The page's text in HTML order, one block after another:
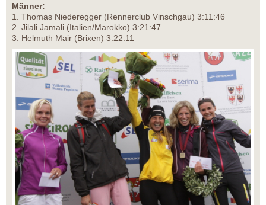
Männer:
1. Thomas Niederegger (Rennerclub Vinschgau) 3:11:46
2. Jilali Jamali (Italien/Marokko) 3:21:47
3. Helmuth Mair (Brixen) 3:22:11